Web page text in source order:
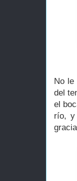
No le
del
el
río, y